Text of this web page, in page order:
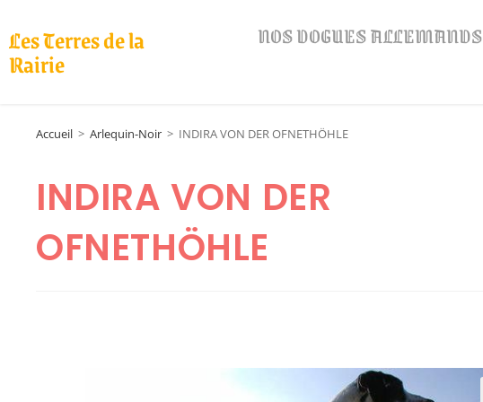
Les Terres de la
Rairie
NOS DOGUES ALLEMANDS
Accueil > Arlequin-Noir > INDIRA VON DER OFNETHÖHLE
INDIRA VON DER
OFNETHÖHLE